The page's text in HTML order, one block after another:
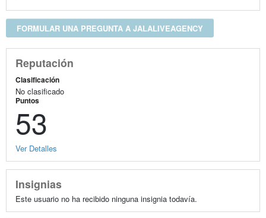
FORMULAR UNA PREGUNTA A JALALIVEAGENCY
Reputación
Clasificación
No clasificado
Puntos
53
Ver Detalles
Insignias
Este usuario no ha recibido ninguna insignia todavía.